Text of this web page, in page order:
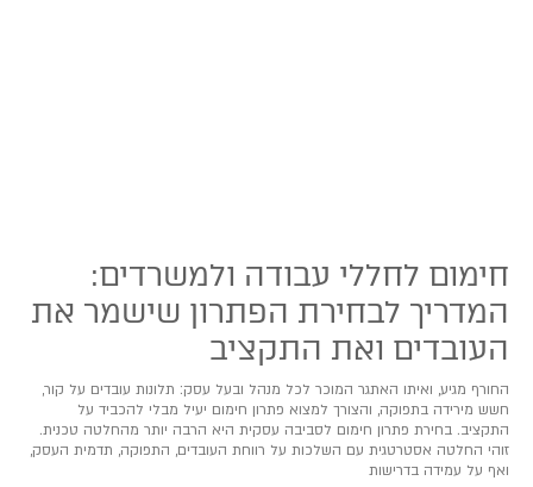
חימום לחללי עבודה ולמשרדים:
המדריך לבחירת הפתרון שישמר את
העובדים ואת התקציב
החורף מגיע, ואיתו האתגר המוכר לכל מנהל ובעל עסק: תלונות עובדים על קור,
חשש מירידה בתפוקה, והצורך למצוא פתרון חימום יעיל מבלי להכביד על
התקציב. בחירת פתרון חימום לסביבה עסקית היא הרבה יותר מהחלטה טכנית.
זוהי החלטה אסטרטגית עם השלכות על רווחת העובדים, התפוקה, תדמית העסק,
ואף על עמידה בדרישות